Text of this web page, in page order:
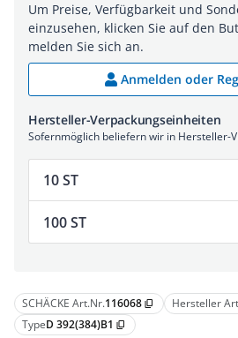
SCHÄCKE Art.Nr.116068 content_copy Hersteller
TypeD 392(384)B1 content_copy
Um Preise, Verfügbarkeit und
einzusehen, klicken Sie auf den
melden Sie sich an.
Anmelden oder
Hersteller-Verpackungseinheiten
Sofernmöglich beliefern wir in Hersteller-
10 ST
100 ST